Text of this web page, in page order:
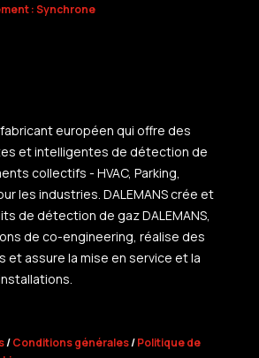
: Synchrone
fabricant européen qui offre des
et intelligentes de détection de
collectifs - HVAC, Parking,
les industries. DALEMANS crée et
de détection de gaz DALEMANS,
de co-engineering, réalise des
et assure la mise en service et la
/Conditions générales/Politique de